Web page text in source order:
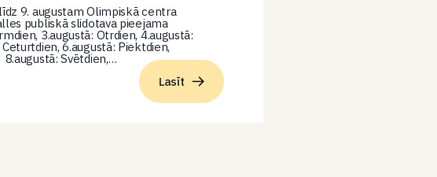
Lasīt
9. augustam Olimpiskā centra
publiskā slidotava pieejama
3.augustā: Otrdien, 4.augustā:
6.augustā: Piektdien,
Svētdien,…